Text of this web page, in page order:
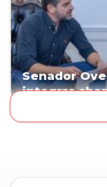
Senador
integrar